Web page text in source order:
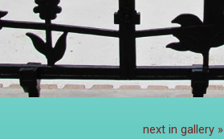
next in gallery »